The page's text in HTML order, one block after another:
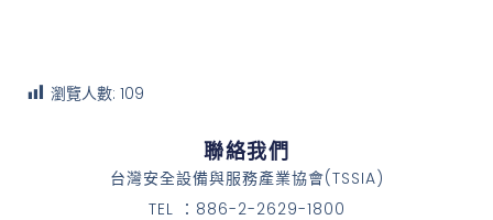
瀏覽人數: 109
聯絡我們
台灣安全設備與服務產業協會(TSSIA)
TEL ：886-2-2629-1800